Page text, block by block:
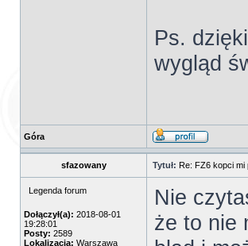
Ps.
wygląd
Góra
sfazowany Tytuł: Re: FZ6 kopci mi
Legenda forum
Dołączył(a): 2018-08-01
19:28:01
Posty: 2589
Lokalizacja: Warszawa
Nie
że to nie